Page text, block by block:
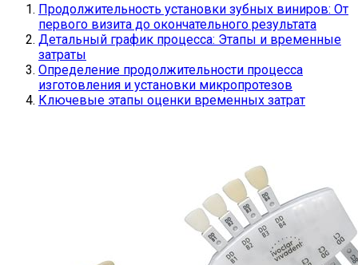
Продолжительность установки зубных виниров: От
первого визита до окончательного результата
Детальный график процесса: Этапы и временные
затраты
Определение продолжительности процесса
изготовления и установки микропротезов
Ключевые этапы оценки временных затрат